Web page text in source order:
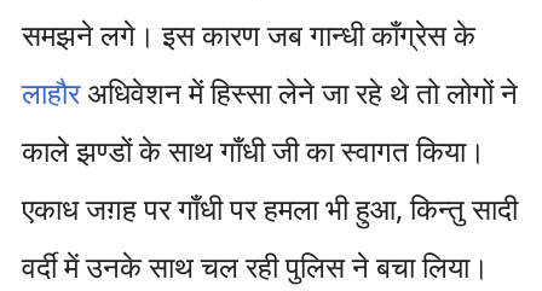
समझने लगे। इस कारण जब गान्धी काँग्रेस के
लाहौरअधिवेशन में हिस्सा लेने जा रहे थे तो लोगों ने
काले झण्डों के साथ गाँधी जी का स्वागत किया।
एकाध जग़ह पर गाँधी पर हमला भी हुआ, किन्तु सादी
वर्दी में उनके साथ चल रही पुलिस ने बचा लिया।